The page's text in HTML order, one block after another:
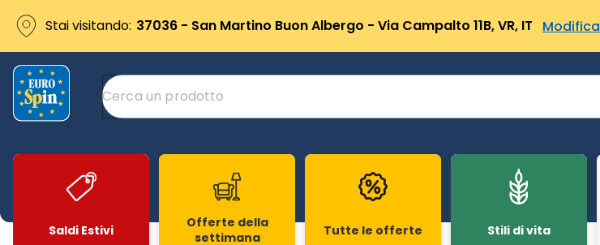
Stai visitando: 37036 - San Martino Buon Albergo - Via Campalto 11B, VR, IT Modifica
Saldi Estivi
Offerte della
settimana
Tutte le offerte Stili di vita